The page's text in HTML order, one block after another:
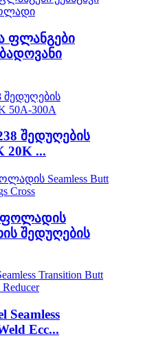
ფლანგები
შედუღების
20K ...
ფოლადის
შედუღების
Seamless
Ecc...